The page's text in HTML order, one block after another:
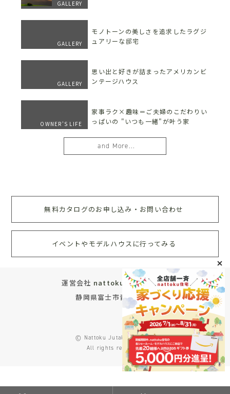
GALLERY
GALLERY
モノトーンの美しさを追求したラグジ
ュアリーな邸宅
GALLERY
思い出と好きが詰まったアメリカンビ
ンテージハウス
OWNER'S LIFE
家事ラク×趣味＝ご夫婦のこだわりい
っぱいの "いつも一緒"が叶う家
and More...
無料カタログのお申し込み・お問い合わせ
イベントやモデルハウスに行ってみる
運営会社 nattoku住宅株式会社
静岡県富士市青葉町572
© Nattoku Jutaku Co., Ltd.
All rights reserved.